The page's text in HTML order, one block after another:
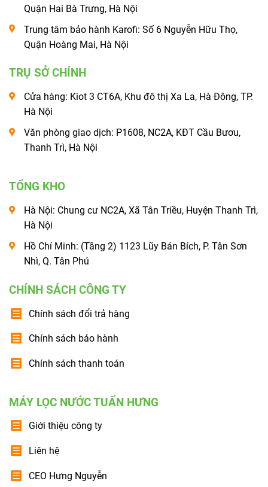
Quận Hai Bà Trưng, Hà Nội
Trung tâm bảo hành Karofi: Số 6 Nguyễn Hữu Thọ,
Quận Hoàng Mai, Hà Nội
TRỤ SỞ CHÍNH
Cửa hàng: Kiot 3 CT6A, Khu đô thị Xa La, Hà Đông, TP.
Hà Nội
Văn phòng giao dịch: P1608, NC2A, KĐT Cầu Bươu,
Thanh Trì, Hà Nội
TỔNG KHO
Hà Nội: Chung cư NC2A, Xã Tân Triều, Huyện Thanh Trì,
Hà Nội
Hồ Chí Minh: (Tầng 2) 1123 Lũy Bán Bích, P. Tân Sơn
Nhì, Q. Tân Phú
CHÍNH SÁCH CÔNG TY
Chính sách đổi trả hàng
Chính sách bảo hành
Chính sách thanh toán
MÁY LỌC NƯỚC TUẤN HƯNG
Giới thiệu công ty
Liên hệ
CEO Hưng Nguyễn